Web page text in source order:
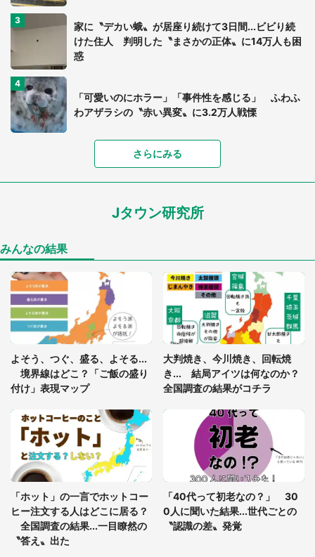
家に〝デカい蛾〟が居座り続けて3日間...ビビり続
けた住人 判明した〝まさかの正体〟に14万人も困
惑
「可愛いのにホラー」「事件性を感じる」 ふわふ
わアザラシの〝赤い異変〟に3.2万人戦慄
「落ち着いて食べられないでしょう」高級旅館での
食事中、じっとできない幼い息子に中年の男性客
が...（東京都・40代男性）
「孫にあげると思って、あなたにこれをあげる」
「閉所恐怖症の私は新幹線で大パニック。隣席の青
年に『手を繋いで』とお願いしたら...」 体験談に
8万人感動
グっちゃってた〝野生の野菜〟に6.5万人戦慄
かくれんぼの鬼が振り返ると...2歳娘が〝まさかの
姿〟に 父「2～3分探しました」
「通勤特快乗車中に襲ってきた、急激な腹痛。我慢
の限界を迎え、途中で電車を降りようとしたけれ
ど...」（東京都・30代女性）
さらにみる
Jタウン研究所
みんなの結果
よそう、つぐ、盛る、よそる...
境界線はどこ？「ご飯の盛り
付け」表現マップ
大判焼き、今川焼き、回転焼
き... 結局アイツは何なのか？
全国調査の結果がコチラ
「ホット」の一言でホットコー
ヒー注文する人はどこに居る？
全国調査の結果...一目瞭然の
〝答え〟出た
「40代って初老なの？」 30
0人に聞いた結果...世代ごとの
〝認識の差〟発覚